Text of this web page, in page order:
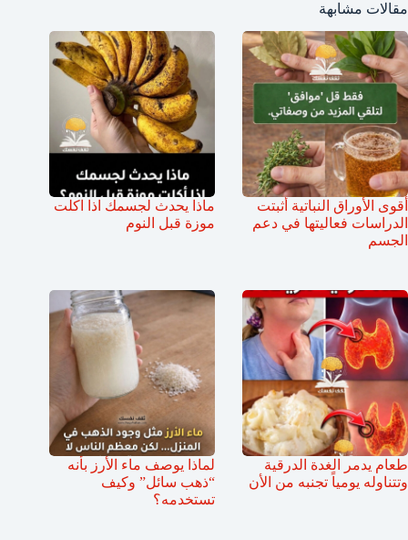
مقالات مشابهة
أقوى الأوراق النباتية أثبتت
الدراسات فعاليتها في دعم
الجسم
ماذا يحدث لجسمك اذا اكلت
موزة قبل النوم
طعام يدمر الغدة الدرقية
وتتناوله يومياً تجنبه من الأن
لماذا يوصف ماء الأرز بأنه
“ذهب سائل” وكيف
تستخدمه؟